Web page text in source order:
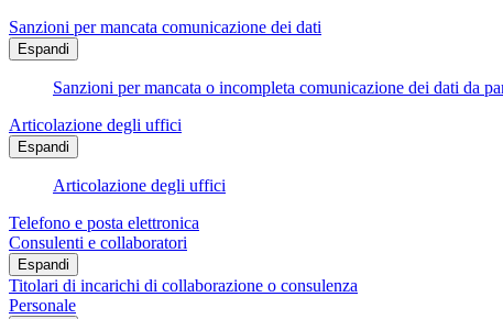
Sanzioni per mancata comunicazione dei dati
Espandi
Sanzioni per mancata o incompleta comunicazione dei dati da
Articolazione degli uffici
Espandi
Articolazione degli uffici
Telefono e posta elettronica
Consulenti e collaboratori
Espandi
Titolari di incarichi di collaborazione o consulenza
Personale